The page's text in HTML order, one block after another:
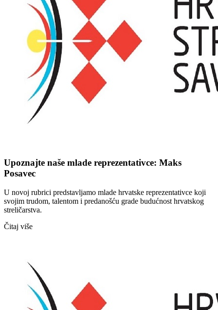
Upoznajte naše mlade reprezentativce: Maks
Posavec
U novoj rubrici predstavljamo mlade hrvatske reprezentativce koji
svojim trudom, talentom i predanošću grade budućnost hrvatskog
streličarstva.
Čitaj više